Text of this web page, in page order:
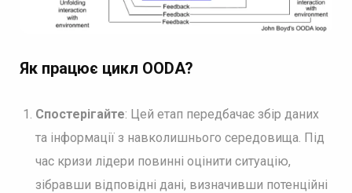
Як працює цикл OODA?
Спостерігайте: Цей етап передбачає збір даних
та інформації з навколишнього середовища. Під
час кризи лідери повинні оцінити ситуацію,
зібравши відповідні дані, визначивши потенційні